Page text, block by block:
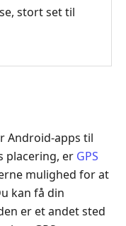
stort set til
Android-apps til
placering, er GPS
mulighed for at
kan få din
er et andet sted